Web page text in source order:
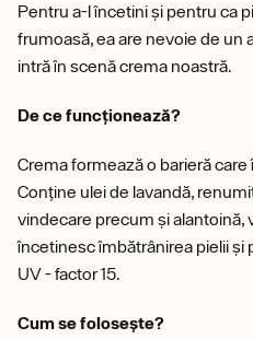
Pentru a-l încetini și pentru ca
frumoasă, ea are nevoie de un
intră în scenă crema noastră.
De ce funcționează?
Crema formează o barieră
Conține ulei de lavandă,
vindecare precum și alantoină,
încetinesc îmbătrânirea pielii și
UV - factor 15.
Cum se folosește?